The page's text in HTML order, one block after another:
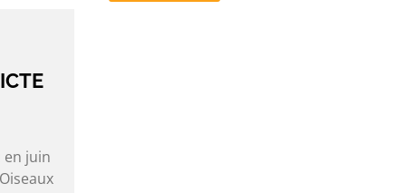
en juin